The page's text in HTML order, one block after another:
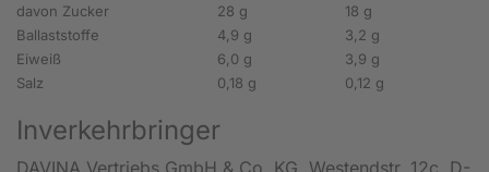
davon Zucker
28 g
18 g
Ballaststoffe
4,9 g
3,2 g
Eiweiß
6,0 g
3,9 g
Salz
0,18 g 0,12 g
Inverkehrbringer
DAVINA Vertriebs GmbH & Co. KG, Westendstr. 12c, D-